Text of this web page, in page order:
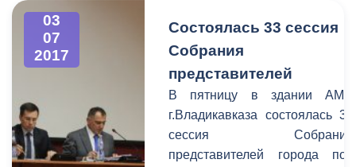
сфере образования.
"Купание запрещено".
03
07
2017
Состоялась 33 сессия
Собрания
представителей
В пятницу в здании АМС
г.Владикавказа состоялась 33
сессия Собрания
представителей города под